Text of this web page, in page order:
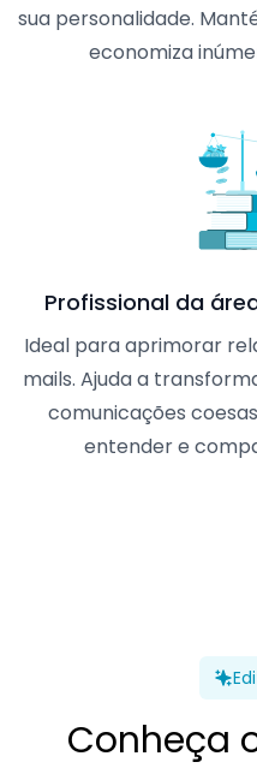
sua personalidade.
economiza
Profissional da
Ideal para aprimorar
mails. Ajuda a
comunicações
entender e
Conheça